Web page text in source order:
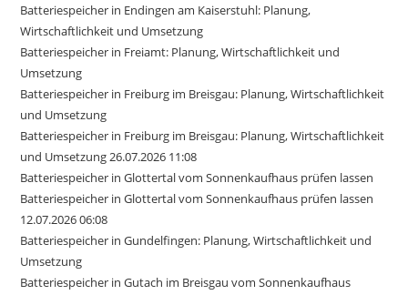
Batteriespeicher in Endingen am Kaiserstuhl: Planung,
Wirtschaftlichkeit und Umsetzung
Batteriespeicher in Freiamt: Planung, Wirtschaftlichkeit und
Umsetzung
Batteriespeicher in Freiburg im Breisgau: Planung, Wirtschaftlichkeit
und Umsetzung
Batteriespeicher in Freiburg im Breisgau: Planung, Wirtschaftlichkeit
und Umsetzung 26.07.2026 11:08
Batteriespeicher in Glottertal vom Sonnenkaufhaus prüfen lassen
Batteriespeicher in Glottertal vom Sonnenkaufhaus prüfen lassen
12.07.2026 06:08
Batteriespeicher in Gundelfingen: Planung, Wirtschaftlichkeit und
Umsetzung
Batteriespeicher in Gutach im Breisgau vom Sonnenkaufhaus